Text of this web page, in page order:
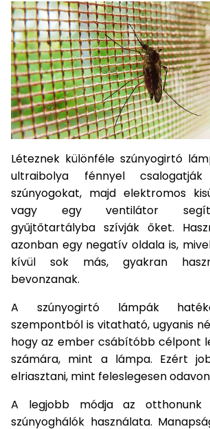
Léteznek különféle szúnyogirtó
ultraibolya fénnyel
szúnyogokat, majd elektromos
vagy egy ventilátor
gyűjtőtartályba szívják őket.
azonban egy negatív oldala is,
kívül sok más, gyakran
bevonzanak.
A szúnyogirtó lámpák
szempontból is vitatható, ugyanis
hogy az ember csábítóbb célpont
számára, mint a lámpa. Ezért
elriasztani, mint feleslegesen
A legjobb módja az otthonunk
szúnyoghálók használata.